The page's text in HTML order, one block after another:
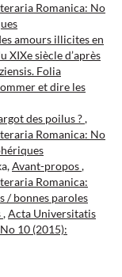
Romanica: No
amours illicites en
XIXe siècle d’après
Folia
et dire les
des poilus ?,
Romanica: No
Avant-propos,
Romanica:
/ bonnes paroles
,Acta Universitatis
10 (2015):